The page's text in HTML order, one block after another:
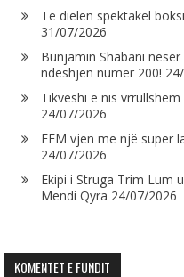
Të dielën spektakël
31/07/2026
Bunjamin Shabani
ndeshjen numër 200!
Tikveshi e nis
24/07/2026
FFM vjen me një super
24/07/2026
Ekipi i Struga Trim Lum
Mendi Qyra 24/07/2026
KOMENTET E FUNDIT